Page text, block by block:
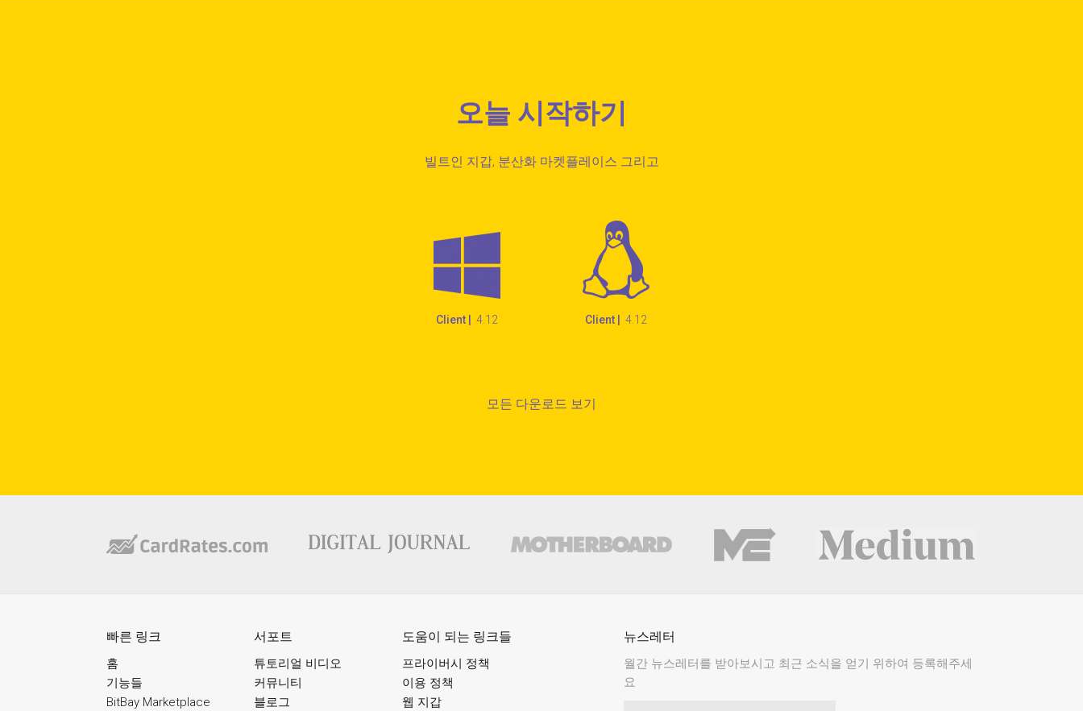
오늘 시작하기
빌트인 지갑, 분산화 마켓플레이스 그리고
Client | 4.12 Client | 4.12
모든 다운로드 보기
빠른 링크
홈
기능들
BitBay Marketplace
서포트
튜토리얼 비디오
커뮤니티
블로그
도움이 되는 링크들
프라이버시 정책
이용 정책
웹 지갑
뉴스레터
월간 뉴스레터를 받아보시고 최근 소식을 얻기 위하여 등록해주세
요